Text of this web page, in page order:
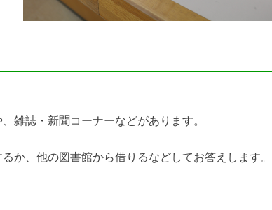
雑誌・新聞コーナーなどがあります。
か、他の図書館から借りるなどしてお答えします。